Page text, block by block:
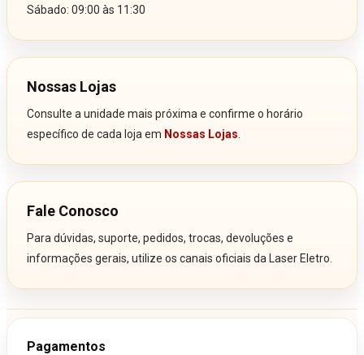
Sábado: 09:00 às 11:30
Nossas Lojas
Consulte a unidade mais próxima e confirme o horário
específico de cada loja em Nossas Lojas
Fale Conosco
Para dúvidas, suporte, pedidos, trocas, devoluções e
informações gerais, utilize os canais oficiais da Laser Eletro.
Pagamentos